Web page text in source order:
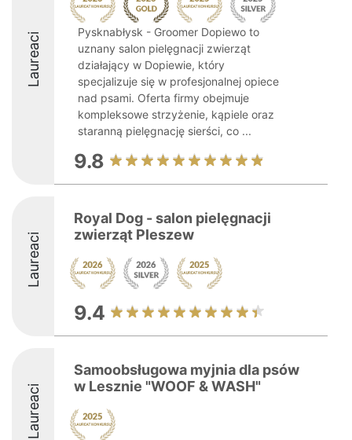
Laureaci
Pysknabłysk - Groomer Dopiewo to
uznany salon pielęgnacji zwierząt
działający w Dopiewie, który
specjalizuje się w profesjonalnej opiece
nad psami. Oferta firmy obejmuje
kompleksowe strzyżenie, kąpiele oraz
staranną pielęgnację sierści, co ...
9.8
Laureaci
Royal Dog - salon pielęgnacji
zwierząt Pleszew
9.4
Laureaci
Samoobsługowa myjnia dla psów
w Lesznie "WOOF & WASH"